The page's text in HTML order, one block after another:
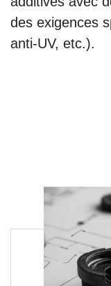
des exigences
anti-UV, etc.).